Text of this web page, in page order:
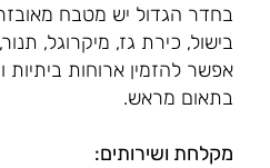
בחדר הגדול יש מטבח
בישול, כירת גז, מיקרוגל,
אפשר להזמין ארוחות ביתיות
בתאום מראש.
מקלחת ושירותים: